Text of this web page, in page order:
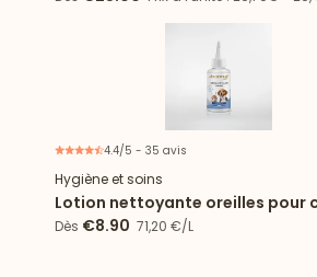
4.4/5 - 35 avis
Hygiène et soins
Lotion nettoyante oreilles pour
chat
Dès €8.90 71,20 €/L